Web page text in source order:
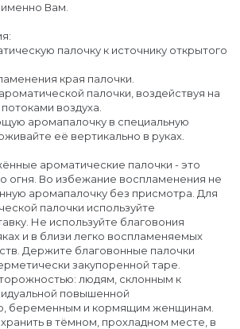
Вам.
палочку к источнику открытого
края палочки.
палочки, воздействуя на
воздуха.
аромапалочку в специальную
её вертикально в руках.
ароматические палочки - это
огня. Во избежание воспламенения не
аромапалочку без присмотра. Для
палочки используйте
Не используйте благовония
и в близи легко воспламеняемых
Держите благовонные палочки
закупоренной таре.
людям, склонным к
повышенной
беременным и кормящим женщинам.
в тёмном, прохладном месте, в